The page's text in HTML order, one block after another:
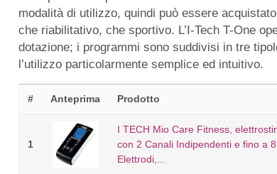
modalità di utilizzo, quindi può essere
che riabilitativo, che sportivo. L’I-Tech T-One
dotazione; i programmi sono suddivisi in tre
l’utilizzo particolarmente semplice ed intuitivo.
# Anteprima Prodotto
1
I TECH Mio Care Fitness,
con 2 Canali Indipendenti e fino a 8
Elettrodi,...